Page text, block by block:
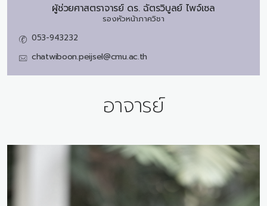
ผู้ช่วยศาสตราจารย์ ดร. ฉัตรวิบูลย์ ไพจ์เซล
รองหัวหน้าภาควิชา
053-943232
chatwiboon.peijsel@cmu.ac.th
อาจารย์